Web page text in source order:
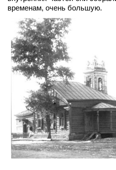
временам, очень большую.